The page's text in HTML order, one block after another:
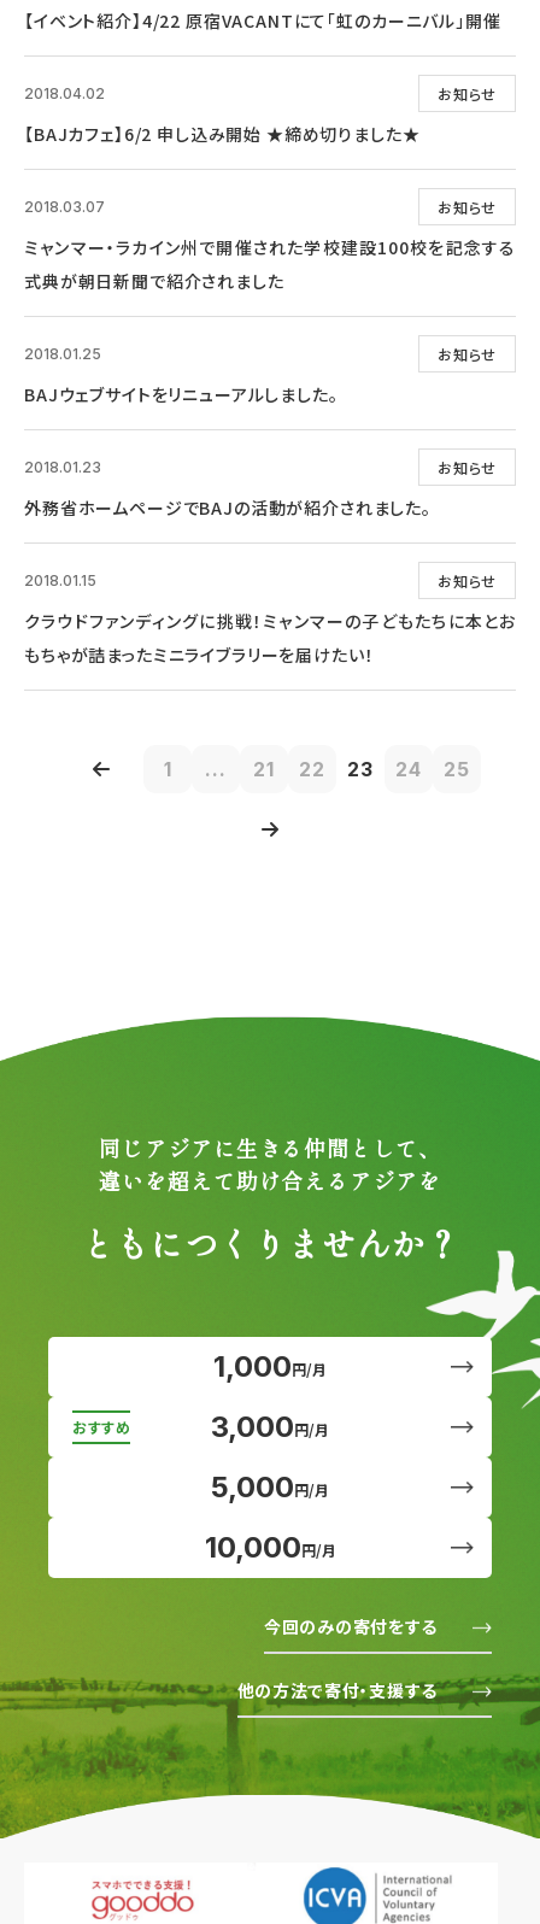
【イベント紹介】4/22 原宿VACANTにて「虹のカーニバル」開催
お知らせ
2018.04.02
【BAJカフェ】6/2 申し込み開始 ★締め切りました★
お知らせ
2018.03.07
ミャンマー・ラカイン州で開催された学校建設100校を記念する
式典が朝日新聞で紹介されました
お知らせ
2018.01.25
BAJウェブサイトをリニューアルしました。
お知らせ
2018.01.23
外務省ホームページでBAJの活動が紹介されました。
お知らせ
2018.01.15
クラウドファンディングに挑戦！ミャンマーの子どもたちに本とお
もちゃが詰まったミニライブラリーを届けたい！
1 ... 21 22 23 24 25
同じアジアに生きる仲間として、
違いを超えて助け合えるアジアを
ともにつくりませんか？
1,000円/月
3,000円/月
5,000円/月
10,000円/月
今回のみの寄付をする
他の方法で寄付・支援する